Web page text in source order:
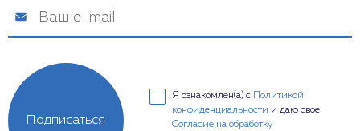
Я ознакомлен(а) с
Политикой
конфиденциальности и даю свое
Согласие на обработку
Подписаться